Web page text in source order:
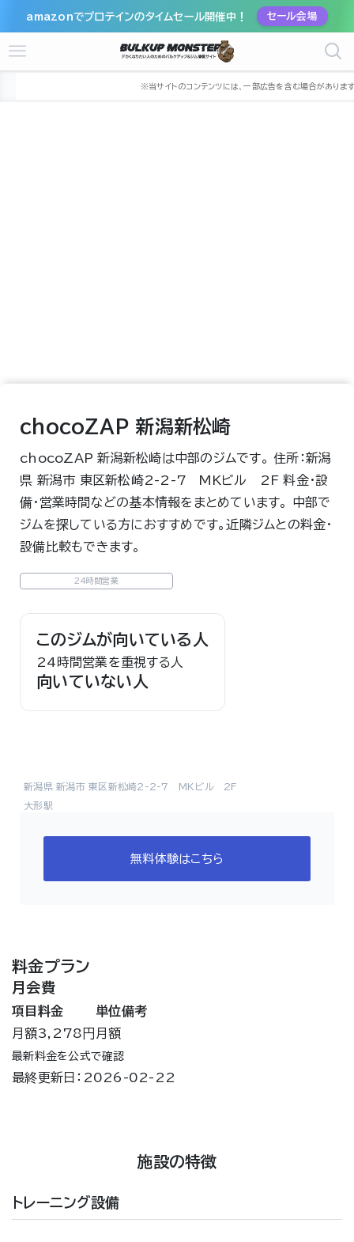
amazonでプロテインのタイムセール開催中！ セール会場
新潟県 新潟市 新潟市東区
chocoZAP 新潟新松崎
chocoZAP 新潟新松崎は中部のジムです。 住所：新潟
県 新潟市 東区新松崎2-2-7 MKビル 2F 料金・設
備・営業時間などの基本情報をまとめています。 中部で
ジムを探している方におすすめです。近隣ジムとの料金・
設備比較もできます。
24時間営業
このジムが向いている人
24時間営業を重視する人
向いていない人
新潟県 新潟市 東区新松崎2-2-7 MKビル 2F
大形駅
無料体験はこちら
料金プラン
月会費
項目 料金 単位備考
月額3,278円 月額
最新料金を公式で確認
最終更新日：2026-02-22
施設の特徴
トレーニング設備